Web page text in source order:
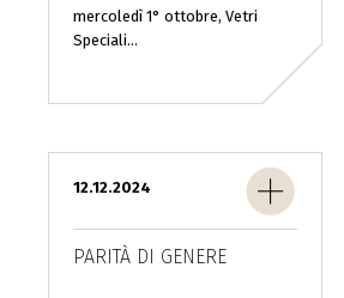
mercoledì 1° ottobre, Vetri
Speciali...
12.12.2024
PARITÀ DI GENERE